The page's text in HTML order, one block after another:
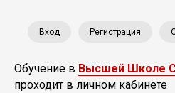
Вход Регистрация
Обучение в Высшей Школе
проходит в личном кабинете